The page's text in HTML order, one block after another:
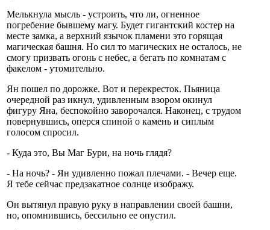
Мелькнула мысль - устроить, что ли, огненное
погребение бывшему магу. Будет гигантский костер на
месте замка, а верхний язычок пламени это горящая
магическая башня. Но сил то магических не осталось, не
смогу призвать огонь с небес, а бегать по комнатам с
факелом - утомительно.
Ян пошел по дорожке. Вот и перекресток. Пьяница
очередной раз икнул, удивленным взором окинул
фигуру Яна, беспокойно заворочался. Наконец, с трудом
повернувшись, оперся спиной о камень и сиплым
голосом спросил.
- Куда это, Вы Маг Бури, на ночь глядя?
- На ночь? - Ян удивленно пожал плечами. - Вечер еще.
Я тебе сейчас предзакатное солнце изображу.
Он вытянул правую руку в направлении своей башни,
но, опомнившись, бессильно ее опустил.